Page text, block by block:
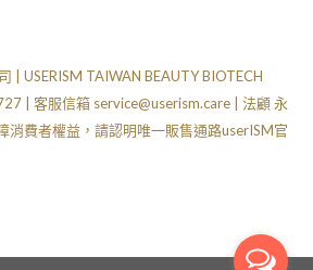
| USERISM TAIWAN BEAUTY BIOTECH
| 客服信箱 service@userism.care | 法顧 永
消費者權益，請認明唯一販售通路userISM官